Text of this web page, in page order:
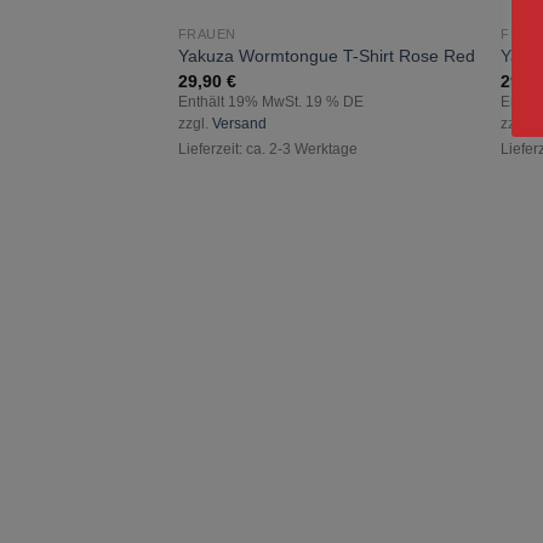
zur
Wunschliste
FRAUEN
Yakuza Wormtongue T-Shirt Rose Red
29,90 €
Enthält 19% MwSt. 19 % DE
zzgl. Versand
Lieferzeit: ca. 2-3 Werktage
29,90
zzgl.